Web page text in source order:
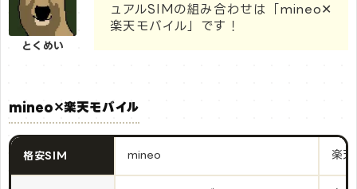
とくめい
ュアルSIMの組み合わせは「mineo✕
楽天モバイル」です！
mineo✕楽天モバイル
格安SIM mineo 楽天